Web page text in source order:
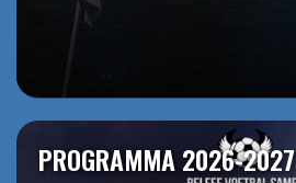
PROGRAMMA 2026-2027